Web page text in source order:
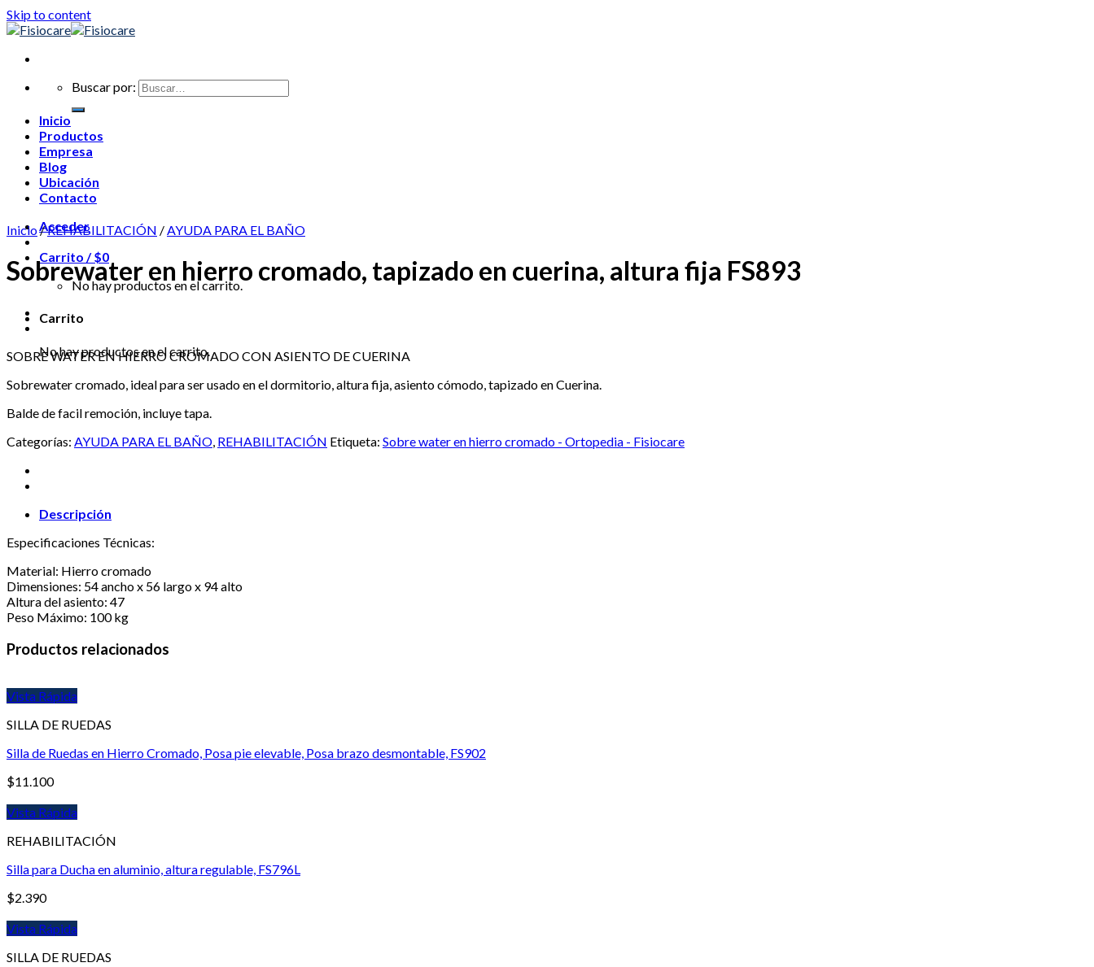
Skip to content
Buscar por:
Inicio
Productos
Empresa
Blog
Ubicación
Contacto
Acceder
Carrito /$0
No hay productos en el carrito.
Carrito
No hay productos en el carrito.
Inicio/REHABILITACIÓN /AYUDA PARA EL BAÑO
Sobrewater en hierro cromado, tapizado en cuerina, altura fija FS893
SOBRE WATER EN HIERRO CROMADO CON ASIENTO DE CUERINA
Sobrewater cromado, ideal para ser usado en el dormitorio, altura fija, asiento cómodo, tapizado en Cuerina.
Balde de facil remoción, incluye tapa.
Categorías: AYUDA PARA EL BAÑO, REHABILITACIÓN Etiqueta: Sobre water en hierro cromado - Ortopedia - Fisiocare
Descripción
Especificaciones Técnicas:
Material: Hierro cromado
Dimensiones: 54 ancho x 56 largo x 94 alto
Altura del asiento: 47
Peso Máximo: 100 kg
Productos relacionados
Vista Rápida
SILLA DE RUEDAS
Silla de Ruedas en Hierro Cromado, Posa pie elevable, Posa brazo desmontable, FS902
$11.100
Vista Rápida
REHABILITACIÓN
Silla para Ducha en aluminio, altura regulable, FS796L
$2.390
Vista Rápida
SILLA DE RUEDAS